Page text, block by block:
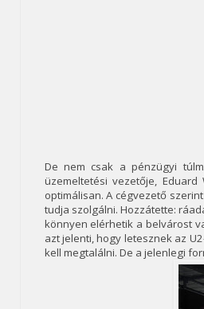
De nem csak a pénzügyi
üzemeltetési vezetője,
optimálisan. A cégvezető
tudja szolgálni. Hozzátette:
könnyen elérhetik a belvárost
azt jelenti, hogy letesznek az
kell megtalálni. De a jelenlegi